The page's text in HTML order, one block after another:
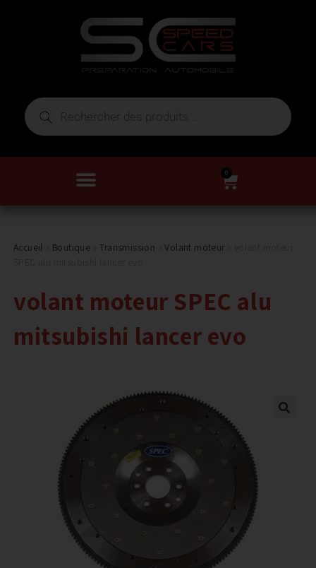
0
Accueil Boutique »Transmission »Volant moteur
volant moteur SPEC alu
mitsubishi lancer evo